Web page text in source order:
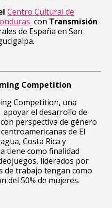
Centro Cultural de
con Transmisión
de España en San
Competition
Competition, una
el desarrollo de
perspectiva de género
de El
Costa Rica y
tiene como finalidad
liderados por
de trabajo tengan como
del 50% de mujeres.